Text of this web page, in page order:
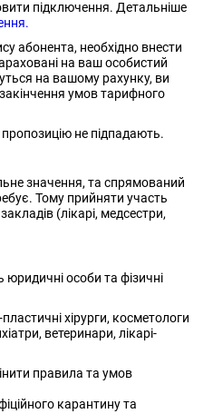
підключення. Детальніше
абонента, необхідно внести
на ваш особистий
на вашому рахунку, ви
умов тарифного
пропозицію не підпадають.
значення, та спрямований
Тому прийняти участь
(лікарі, медсестри,
юридичні особи та фізичні
хірурги, косметологи
ветеринари, лікарі-
правила та умов
карантину та